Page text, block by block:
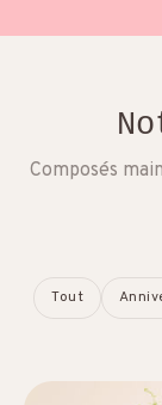
Composés
Tout